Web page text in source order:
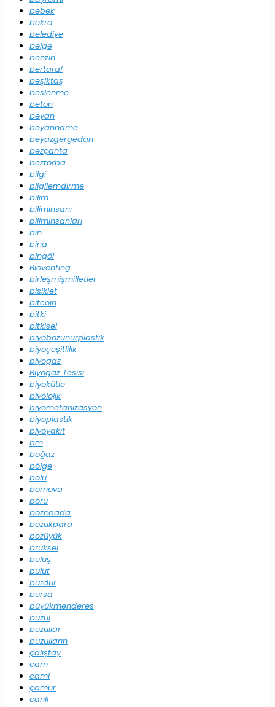
bebek
bekra
belediye
belge
benzin
bertaraf
beşiktaş
beslenme
beton
beyan
beyanname
beyazgergedan
bezçanta
beztorba
bilgi
bilgilemdirme
bilim
biliminsanı
biliminsanları
bin
bina
bingöl
Bioventing
birleşmişmilletler
bisiklet
bitcoin
bitki
bitkisel
biyobozunurplastik
biyoçeşitlilik
biyogaz
Biyogaz Tesisi
biyokütle
biyolojik
biyometanizasyon
biyoplastik
biyoyakıt
bm
boğaz
bölge
bolu
bornova
boru
bozcaada
bozukpara
bozüyük
brüksel
buluş
bulut
burdur
bursa
büyükmenderes
buzul
buzullar
buzulların
çalıştay
cam
cami
çamur
canlı